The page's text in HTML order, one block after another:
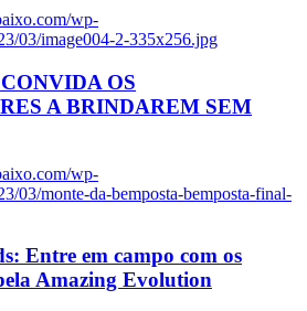
wp-
03/image004-2-335x256.jpg
OS
A BRINDAREM SEM
wp-
03/monte-da-bemposta-bemposta-final-
Entre em campo com os
Amazing Evolution